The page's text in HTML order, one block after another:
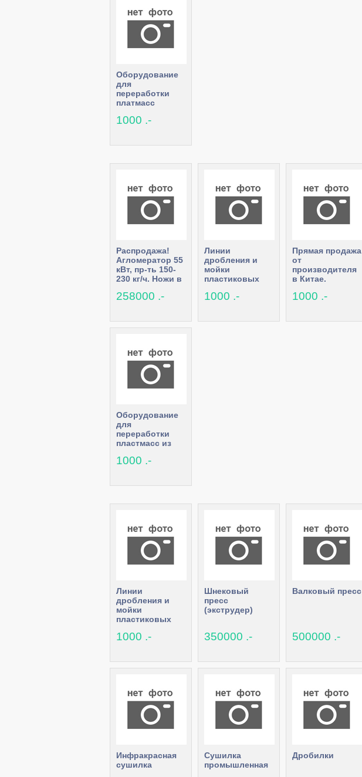
Оборудование
для
переработки
платмасс
1000 .-
Распродажа!
Агломератор 55
кВт, пр-ть 150-
230 кг/ч. Ножи в
ограничено!
258000 .-
Линии
дробления и
мойки
пластиковых
плёнки, шредер,
1000 .-
Прямая продажа
от
производителя
в Китае.
для
1000 .-
Оборудование
для
переработки
пластмасс из
контакты и цена
1000 .-
Линии
дробления и
мойки
пластиковых
плёнки, шредер,
шнеки
1000 .-
Шнековый
пресс
(экструдер)
350000 .-
Валковый пресс
500000 .-
Инфракрасная
сушилка
Сушилка
промышленная
Дробилки